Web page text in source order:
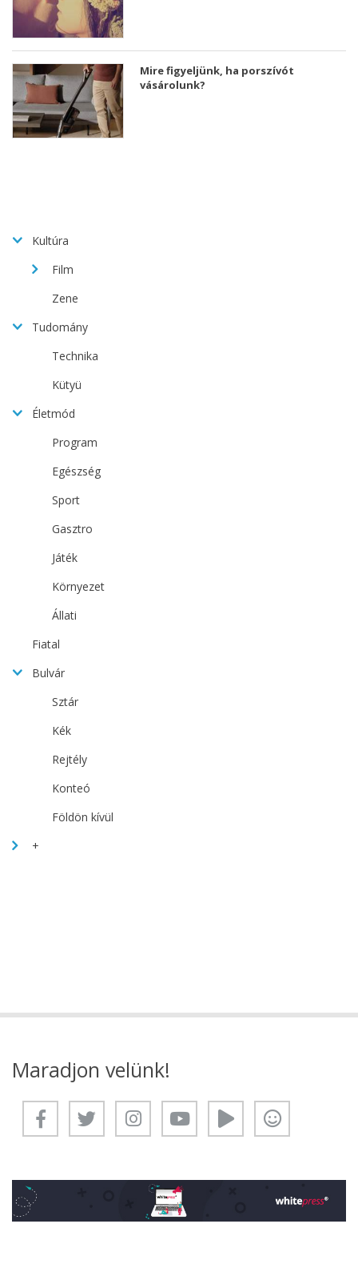
Mire figyeljünk, ha porszívót
vásárolunk?
Kultúra
Film
Zene
Tudomány
Technika
Kütyü
Életmód
Program
Egészség
Sport
Gasztro
Játék
Környezet
Állati
Fiatal
Bulvár
Sztár
Kék
Rejtély
Konteó
Földön kívül
+
Maradjon velünk!